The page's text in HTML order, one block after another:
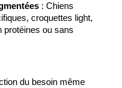
: Chiens
croquettes light,
protéines ou sans
du besoin même